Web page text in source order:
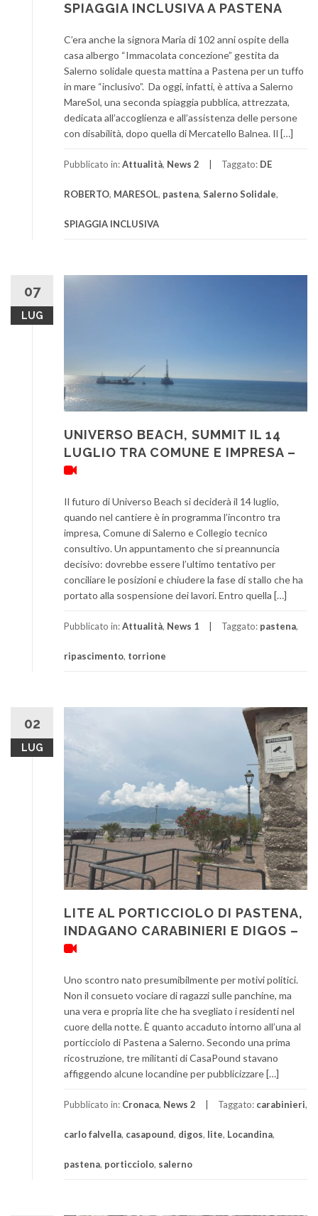
SPIAGGIA INCLUSIVA A PASTENA
C’era anche la signora Maria di 102 anni ospite della
casa albergo “Immacolata concezione” gestita da
Salerno solidale questa mattina a Pastena per un tuffo
in mare “inclusivo”. Da oggi, infatti, è attiva a Salerno
MareSol, una seconda spiaggia pubblica, attrezzata,
dedicata all’accoglienza e all’assistenza delle persone
con disabilità, dopo quella di Mercatello Balnea. Il […]
Pubblicato in:Attualità, News 2 Taggato: DE
ROBERTO, MARESOL, pastena, Salerno Solidale,
SPIAGGIA INCLUSIVA
07
LUG
UNIVERSO BEACH, SUMMIT IL 14
LUGLIO TRA COMUNE E IMPRESA –
Il futuro di Universo Beach si deciderà il 14 luglio,
quando nel cantiere è in programma l’incontro tra
impresa, Comune di Salerno e Collegio tecnico
consultivo. Un appuntamento che si preannuncia
decisivo: dovrebbe essere l’ultimo tentativo per
conciliare le posizioni e chiudere la fase di stallo che ha
portato alla sospensione dei lavori. Entro quella […]
Pubblicato in:Attualità, News 1 Taggato: pastena,
ripascimento, torrione
02
LUG
LITE AL PORTICCIOLO DI PASTENA,
INDAGANO CARABINIERI E DIGOS –
Uno scontro nato presumibilmente per motivi politici.
Non il consueto vociare di ragazzi sulle panchine, ma
una vera e propria lite che ha svegliato i residenti nel
cuore della notte. È quanto accaduto intorno all’una al
porticciolo di Pastena a Salerno. Secondo una prima
ricostruzione, tre militanti di CasaPound stavano
affiggendo alcune locandine per pubblicizzare […]
Pubblicato in: Cronaca, News 2 Taggato: carabinieri,
carlo falvella, casapound, digos, lite, Locandina,
pastena, porticciolo, salerno